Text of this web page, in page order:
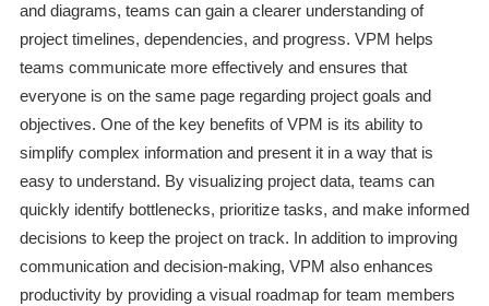
and diagrams, teams can gain a clearer understanding of
project timelines, dependencies, and progress. VPM helps
teams communicate more effectively and ensures that
everyone is on the same page regarding project goals and
objectives. One of the key benefits of VPM is its ability to
simplify complex information and present it in a way that is
easy to understand. By visualizing project data, teams can
quickly identify bottlenecks, prioritize tasks, and make informed
decisions to keep the project on track. In addition to improving
communication and decision-making, VPM also enhances
productivity by providing a visual roadmap for team members